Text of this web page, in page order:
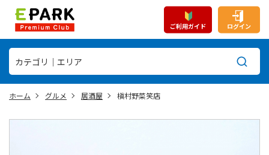
ご利用ガイド ログイン
ホーム グルメ 居酒屋 槇村野菜笑店